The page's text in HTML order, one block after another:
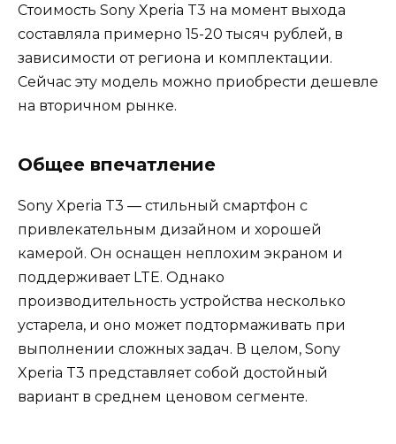
Стоимость Sony Xperia T3 на момент выхода
составляла примерно 15-20 тысяч рублей, в
зависимости от региона и комплектации.
Сейчас эту модель можно приобрести дешевле
на вторичном рынке.
Общее впечатление
Sony Xperia T3 — стильный смартфон с
привлекательным дизайном и хорошей
камерой. Он оснащен неплохим экраном и
поддерживает LTE. Однако
производительность устройства несколько
устарела, и оно может подтормаживать при
выполнении сложных задач. В целом, Sony
Xperia T3 представляет собой достойный
вариант в среднем ценовом сегменте.